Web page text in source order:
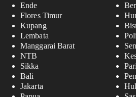
Ende
Flores Timur
Kupang
Lembata
Manggarai Barat
NTB
Sikka
Bali
Jakarta